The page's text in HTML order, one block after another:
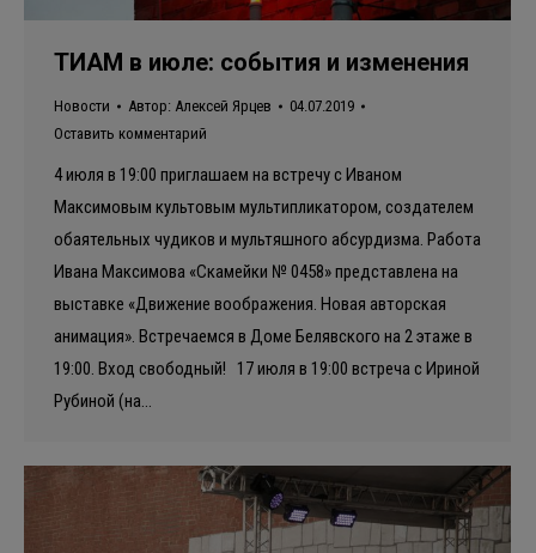
ТИАМ в июле: события и изменения
Новости Автор: Алексей Ярцев
04.07.2019
Оставить комментарий
4 июля в 19:00 приглашаем на встречу с Иваном
Максимовым культовым мультипликатором, создателем
обаятельных чудиков и мультяшного абсурдизма. Работа
Ивана Максимова «Скамейки № 0458» представлена на
выставке «Движение воображения. Новая авторская
анимация». Встречаемся в Доме Белявского на 2 этаже в
19:00. Вход свободный! 17 июля в 19:00 встреча с Ириной
Рубиной (на…